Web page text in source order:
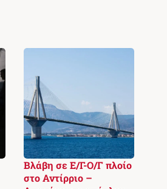
Βλάβη σε Ε/Γ-Ο/Γ πλοίο
στο Αντίρριο –